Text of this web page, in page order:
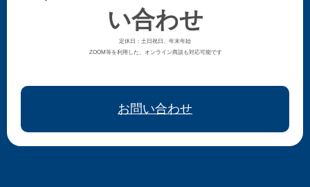
い合わせ
定休日：土日祝日、年末年始
ZOOM等を利用した、オンライン商談も対応可能です
お問い合わせ